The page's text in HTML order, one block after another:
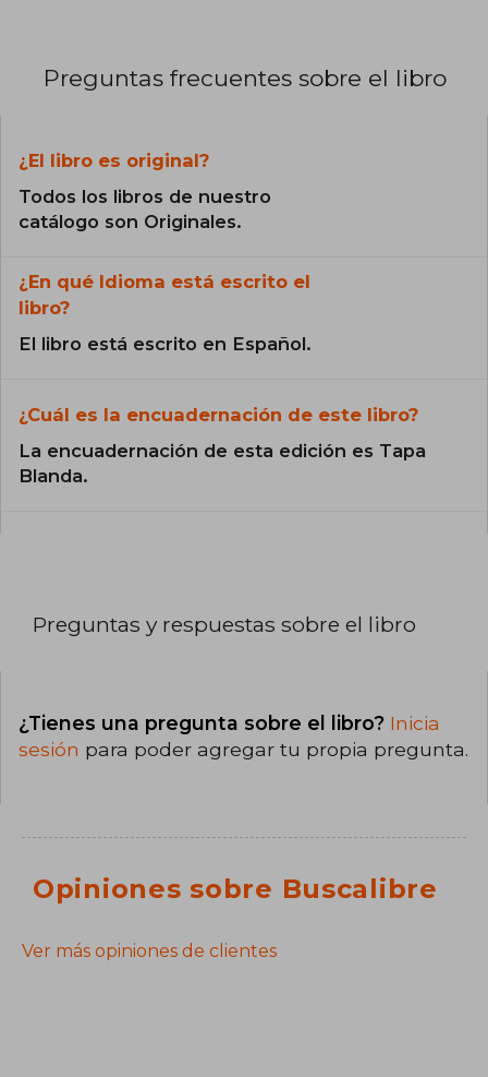
Preguntas frecuentes sobre el libro
¿El libro es original?
Todos los libros de nuestro
catálogo son Originales.
¿En qué Idioma está escrito el
libro?
El libro está escrito en Español.
¿Cuál es la encuadernación de este libro?
La encuadernación de esta edición es Tapa
Blanda.
Preguntas y respuestas sobre el libro
¿Tienes una pregunta sobre el libro? Inicia
sesión para poder agregar tu propia pregunta.
Opiniones sobre Buscalibre
Ver más opiniones de clientes